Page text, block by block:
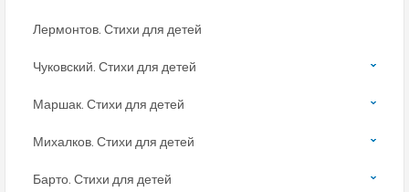
Лермонтов. Стихи для детей
Чуковский. Стихи для детей
Маршак. Стихи для детей
Михалков. Стихи для детей
Барто. Стихи для детей